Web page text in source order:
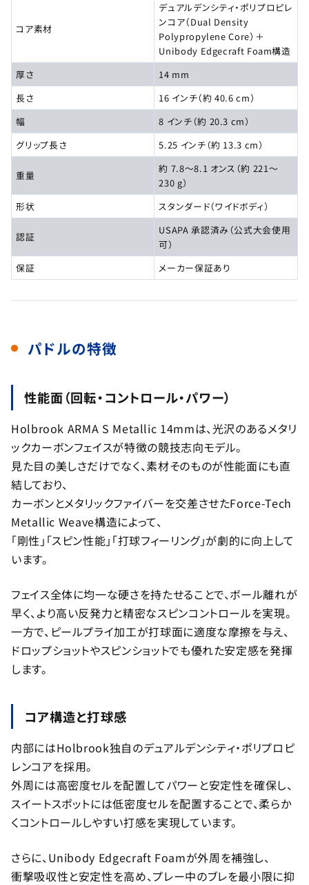
コア素材
デュアルデンシティ・ポリプロピレ
ンコア（Dual Density
Polypropylene Core）＋
Unibody Edgecraft Foam構造
厚さ
14 mm
長さ
16 インチ（約 40.6 cm）
幅
8 インチ（約 20.3 cm）
グリップ長さ
5.25 インチ（約 13.3 cm）
重量
約 7.8～8.1 オンス（約 221～
230 g）
形状
スタンダード（ワイドボディ）
認証
USAPA 承認済み（公式大会使用
可）
保証
メーカー保証あり
パドルの特徴
性能面（回転・コントロール・パワー）
Holbrook ARMA S Metallic 14mmは、光沢のあるメタリ
ックカーボンフェイスが特徴の競技志向モデル。
見た目の美しさだけでなく、素材そのものが性能面にも直
結しており、
カーボンとメタリックファイバーを交差させたForce-Tech
Metallic Weave構造によって、
「剛性」「スピン性能」「打球フィーリング」が劇的に向上して
います。
フェイス全体に均一な硬さを持たせることで、ボール離れが
早く、より高い反発力と精密なスピンコントロールを実現。
一方で、ピールプライ加工が打球面に適度な摩擦を与え、
ドロップショットやスピンショットでも優れた安定感を発揮
します。
コア構造と打球感
内部にはHolbrook独自のデュアルデンシティ・ポリプロピ
レンコアを採用。
外周には高密度セルを配置してパワーと安定性を確保し、
スイートスポットには低密度セルを配置することで、柔らか
くコントロールしやすい打感を実現しています。
さらに、Unibody Edgecraft Foamが外周を補強し、
衝撃吸収性と安定性を高め、プレー中のブレを最小限に抑